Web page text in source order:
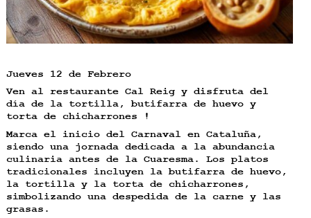
Jueves 12 de Febrero
Ven al restaurante Cal Reig y disfruta del
día de la tortilla, butifarra de huevo y
torta de chicharrones !
Marca el inicio del Carnaval en Cataluña,
siendo una jornada dedicada a la abundancia
culinaria antes de la Cuaresma. Los platos
tradicionales incluyen la butifarra de huevo,
la tortilla y la torta de chicharrones,
simbolizando una despedida de la carne y las
grasas.